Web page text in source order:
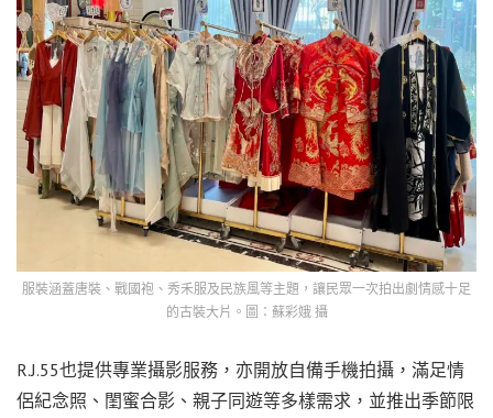
服裝涵蓋唐裝、戰國袍、秀禾服及民族風等主題，讓民眾一次拍出劇情感十足
的古裝大片。圖：蘇彩娥 攝
R.J.55也提供專業攝影服務，亦開放自備手機拍攝，滿足情
侶紀念照、閨蜜合影、親子同遊等多樣需求，並推出季節限